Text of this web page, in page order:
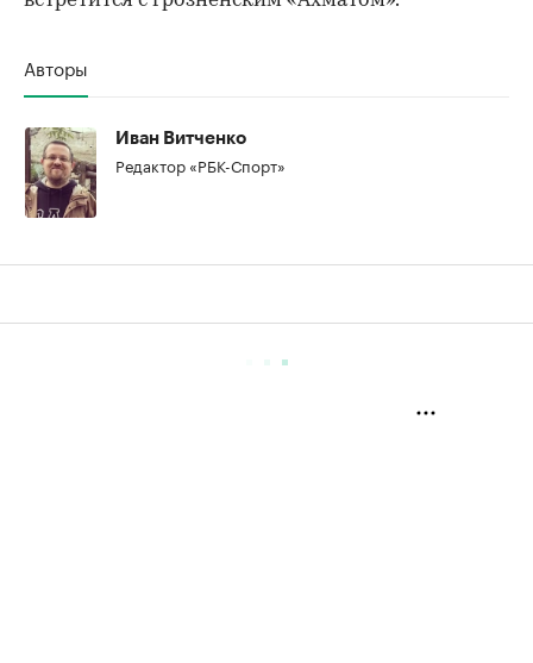
Авторы
Иван Витченко
Редактор «РБК-Спорт»